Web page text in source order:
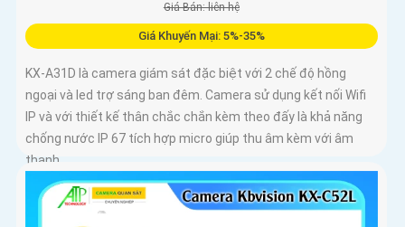
Giá Bán: liên hệ
Giá Khuyến Mại: 5%-35%
KX-A31D là camera giám sát đặc biệt với 2 chế độ hồng
ngoại và led trợ sáng ban đêm. Camera sử dụng kết nối Wifi
IP và với thiết kế thân chắc chắn kèm theo đấy là khả năng
chống nước IP 67 tích hợp micro giúp thu âm kèm với âm
thanh